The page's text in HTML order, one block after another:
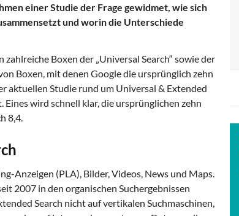
einer Studie der Frage gewidmet, wie sich
und worin die Unterschiede
Boxen der „Universal Search“ sowie der
Boxen, mit denen Google die ursprünglich zehn
aktuellen Studie rund um Universal & Extended
wird schnell klar, die ursprünglichen zehn
8,4.
Anzeigen (PLA), Bilder, Videos, News und Maps.
2007 in den organischen Suchergebnissen
Search nicht auf vertikalen Suchmaschinen,